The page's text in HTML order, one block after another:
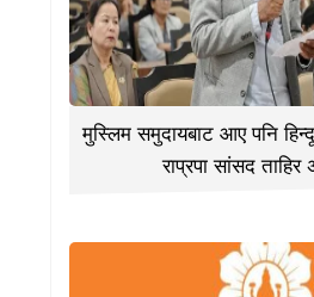
मुस्लिम समुदायबाट आए पनि
राप्रपा सांसद ताहिर